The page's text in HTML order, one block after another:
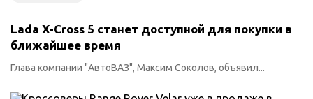
Lada X-Cross 5 станет доступной для покупки в
ближайшее время
Глава компании "АвтоВАЗ", Максим Соколов, объявил...